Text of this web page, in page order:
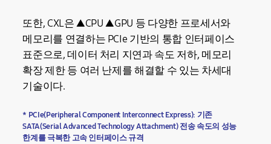
또한, CXL은 ▲CPU ▲GPU 등 다양한 프로세서와
메모리를 연결하는 PCIe 기반의 통합 인터페이스
표준으로, 데이터 처리 지연과 속도 저하, 메모리
확장 제한 등 여러 난제를 해결할 수 있는 차세대
기술이다.
* PCIe(Peripheral Component Interconnect Express): 기존
SATA(Serial Advanced Technology Attachment) 전송 속도의 성능
한계를 극복한 고속 인터페이스 규격